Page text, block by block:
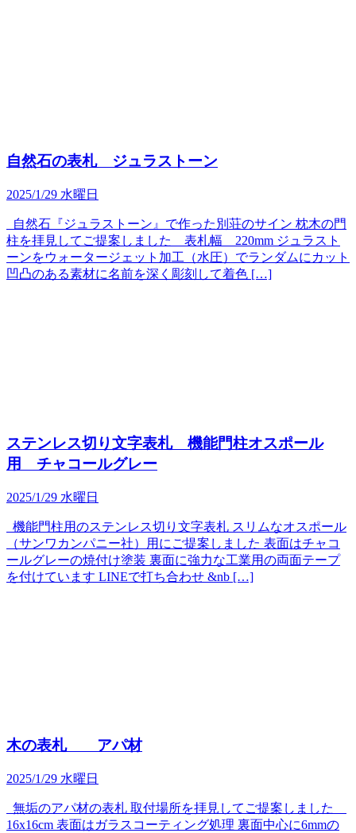
自然石の表札 ジュラストーン
2025/1/29 水曜日
自然石『ジュラストーン』で作った別荘のサイン 枕木の門
柱を拝見してご提案しました 表札幅 220mm ジュラスト
ーンをウォータージェット加工（水圧）でランダムにカット
凹凸のある素材に名前を深く彫刻して着色 […]
ステンレス切り文字表札 機能門柱オスポール
用 チャコールグレー
2025/1/29 水曜日
機能門柱用のステンレス切り文字表札 スリムなオスポール
（サンワカンパニー社）用にご提案しました 表面はチャコ
ールグレーの焼付け塗装 裏面に強力な工業用の両面テープ
を付けています LINEで打ち合わせ &nb […]
木の表札 アパ材
2025/1/29 水曜日
無垢のアパ材の表札 取付場所を拝見してご提案しました
16x16cm 表面はガラスコーティング処理 裏面中心に6mmの